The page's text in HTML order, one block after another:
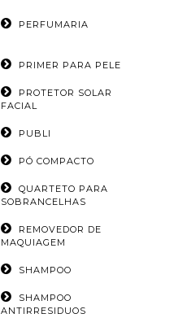
PERFUMARIA
PRIMER PARA PELE
PROTETOR SOLAR
FACIAL
PUBLI
PÓ COMPACTO
QUARTETO PARA
SOBRANCELHAS
REMOVEDOR DE
MAQUIAGEM
SHAMPOO
SHAMPOO
ANTIRRESIDUOS